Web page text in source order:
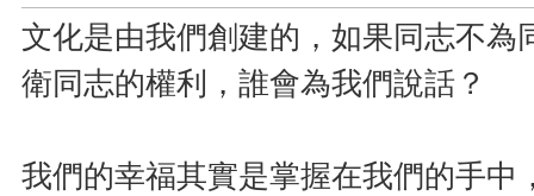
文化是由我們創建的，如果同志不為
衛同志的權利，誰會為我們說話？
我們的幸福其實是掌握在我們的手中